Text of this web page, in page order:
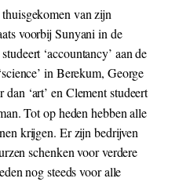
van zijn
voorbij Sunyani in de
‘accountancy’ aan de
in Berekum, George
‘art’ en Clement studeert
Tot op heden hebben alle
krijgen. Er zijn bedrijven
schenken voor verdere
nog steeds voor alle